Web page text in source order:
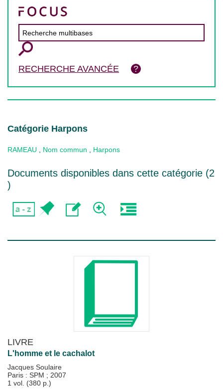
RECHERCHE AVANCÉE
Catégorie Harpons
RAMEAU Nom commun Harpons
Documents disponibles dans cette catégorie (2
)
LIVRE
L'homme et le cachalot
Jacques Soulaire
Paris : SPM ; 2007
1 vol. (380 p.)